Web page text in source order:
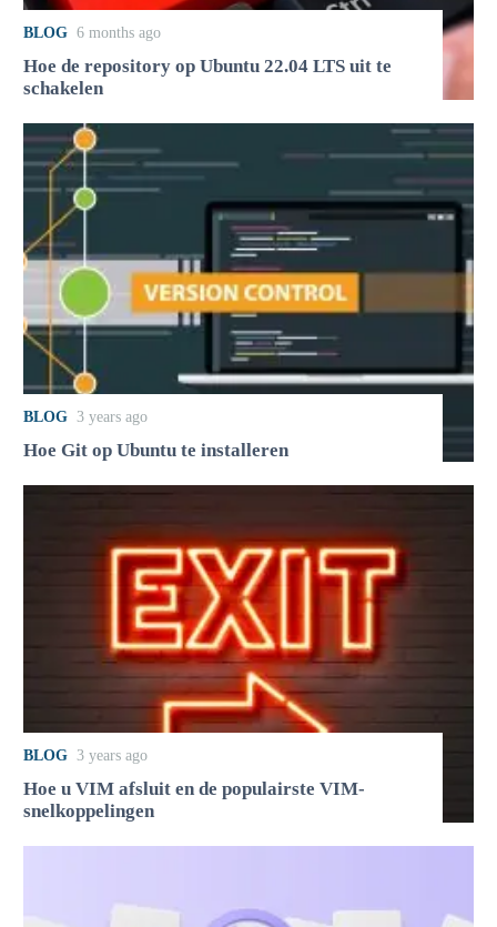
BLOG 6 months ago
Hoe de repository op Ubuntu 22.04 LTS uit te
schakelen
BLOG 3 years ago
Hoe Git op Ubuntu te installeren
BLOG 3 years ago
Hoe u VIM afsluit en de populairste VIM-
snelkoppelingen